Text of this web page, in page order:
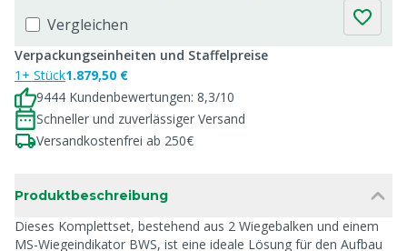
Vergleichen
Verpackungseinheiten und Staffelpreise
1+ Stück1.879,50 €
9444 Kundenbewertungen: 8,3/10
Schneller und zuverlässiger Versand
Versandkostenfrei ab 250€
Produktbeschreibung
Dieses Komplettset, bestehend aus 2 Wiegebalken und einem
MS-Wiegeindikator BWS, ist eine ideale Lösung für den Aufbau